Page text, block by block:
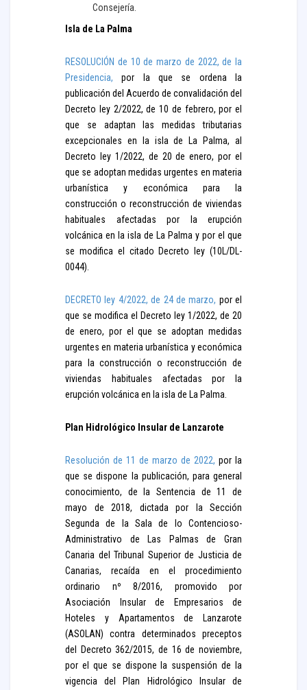
Consejería.
Isla de La Palma
RESOLUCIÓN de 10 de marzo de 2022, de la
Presidencia, por la que se ordena la
publicación del Acuerdo de convalidación del
Decreto ley 2/2022, de 10 de febrero, por el
que se adaptan las medidas tributarias
excepcionales en la isla de La Palma, al
Decreto ley 1/2022, de 20 de enero, por el
que se adoptan medidas urgentes en materia
urbanística y económica para la
construcción o reconstrucción de viviendas
habituales afectadas por la erupción
volcánica en la isla de La Palma y por el que
se modifica el citado Decreto ley (10L/DL-
0044).
DECRETO ley 4/2022, de 24 de marzo, por el
que se modifica el Decreto ley 1/2022, de 20
de enero, por el que se adoptan medidas
urgentes en materia urbanística y económica
para la construcción o reconstrucción de
viviendas habituales afectadas por la
erupción volcánica en la isla de La Palma.
Plan Hidrológico Insular de Lanzarote
Resolución de 11 de marzo de 2022, por la
que se dispone la publicación, para general
conocimiento, de la Sentencia de 11 de
mayo de 2018, dictada por la Sección
Segunda de la Sala de lo Contencioso-
Administrativo de Las Palmas de Gran
Canaria del Tribunal Superior de Justicia de
Canarias, recaída en el procedimiento
ordinario nº 8/2016, promovido por
Asociación Insular de Empresarios de
Hoteles y Apartamentos de Lanzarote
(ASOLAN) contra determinados preceptos
del Decreto 362/2015, de 16 de noviembre,
por el que se dispone la suspensión de la
vigencia del Plan Hidrológico Insular de